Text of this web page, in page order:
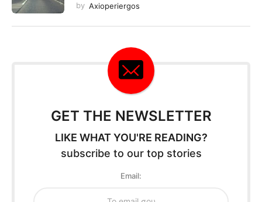
by Axioperiergos
GET THE NEWSLETTER
LIKE WHAT YOU'RE READING?
subscribe to our top stories
Email: